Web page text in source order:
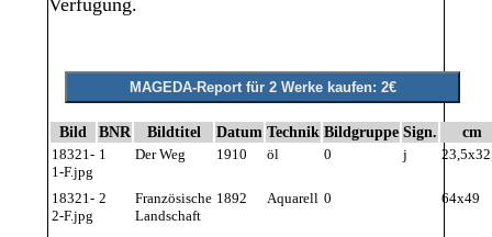
Bild BNR Bildtitel Datum Technik Bildgruppe Sign. cm
18321-
1-F.jpg
1 Der Weg 1910 öl 0 j
18321-
2-F.jpg
2
Französische
Landschaft
1892 Aquarell 0 64x49